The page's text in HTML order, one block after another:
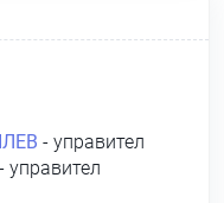
- управител
- управител